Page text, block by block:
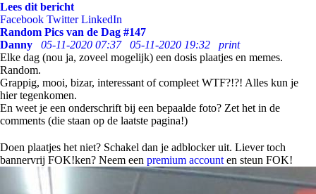
Lees dit bericht
Facebook Twitter LinkedIn
Random Pics van de Dag #147
Danny
05-11-2020 07:37 05-11-2020 19:32
print
Elke dag (nou ja, zoveel mogelijk) een dosis plaatjes en memes.
Random.
Grappig, mooi, bizar, interessant of compleet WTF?!?! Alles kun je
hier tegenkomen.
En weet je een onderschrift bij een bepaalde foto? Zet het in de
comments (die staan op de laatste pagina!)
Doen plaatjes het niet? Schakel dan je adblocker uit. Liever toch
bannervrij FOK!ken? Neem een premium account en steun FOK!